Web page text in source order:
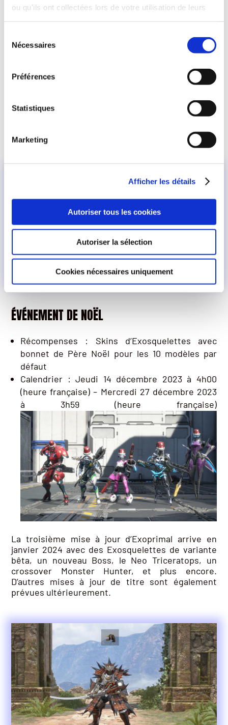
ou qu'ils ont collectées lors de votre utilisation de leurs
Nécessaires
Préférences
Statistiques
Marketing
Afficher les détails
Autoriser tous les cookies
Autoriser la sélection
Cookies nécessaires uniquement
Vous pouvez tenter de remporter des skins
spéciaux d’Exosquelettes pendant cette fin
de citrouille pour les 10 modèles par défaut
Calendrier : Vendredi 20 octobre 2023 à 4h00
(heure française) – Mercredi 8 novembre 2023
ÉVÉNEMENT DE NOËL
Récompenses : Skins d’Exosquelettes avec
bonnet de Père Noël pour les 10 modèles par
défaut
Calendrier : Jeudi 14 décembre 2023 à 4h00
(heure française) – Mercredi 27 décembre 2023
à 3h59 (heure française)
La troisième mise à jour d’Exoprimal arrive en
janvier 2024 avec des Exosquelettes de variante
bêta, un nouveau Boss, le Neo Triceratops, un
crossover Monster Hunter, et plus encore.
D’autres mises à jour de titre sont également
prévues ultérieurement.